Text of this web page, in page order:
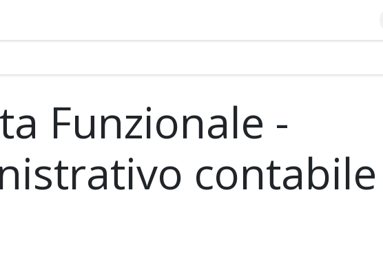
Funzionale -
contabile